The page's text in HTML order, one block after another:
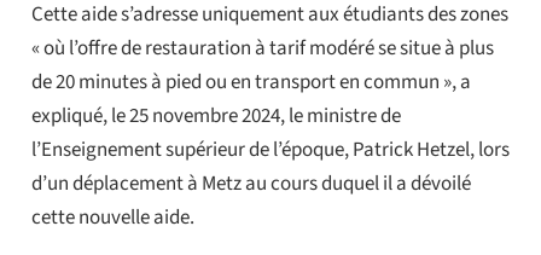
Cette aide s’adresse uniquement aux étudiants des zones
« où l’offre de restauration à tarif modéré se situe à plus
de 20 minutes à pied ou en transport en commun », a
expliqué, le 25 novembre 2024, le ministre de
l’Enseignement supérieur de l’époque, Patrick Hetzel, lors
d’un déplacement à Metz au cours duquel il a dévoilé
cette nouvelle aide.